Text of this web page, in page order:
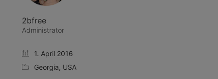
2bfree
Administrator
1. April 2016
Georgia, USA